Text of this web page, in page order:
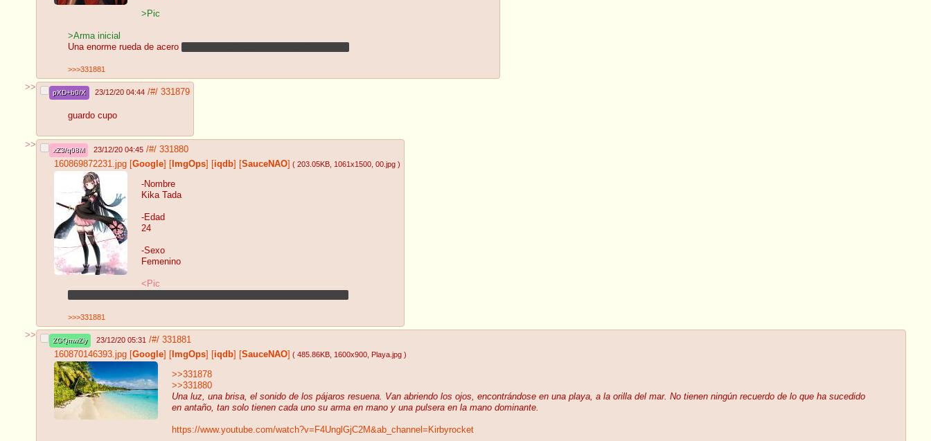
>Pic
>Arma inicial
Una enorme rueda de acero Como la rueda de Logarius en Bloodborne
>>>331881
>>
pXD+b0/X 23/12/20 04:44 /#/ 331879
guardo cupo
>>
xZ3/q08M 23/12/20 04:45 /#/ 331880
160869872231.jpg Google ImgOps iqdb SauceNAO ( 203.05KB , 1061x1500 , 00.jpg )
-Nombre
Kika Tada
-Edad
24
-Sexo
Femenino
<Pic
Supongo que podrás suponer que la espada/Katana es el arma inicial.
>>>331881
>>
ZGQmwZly 23/12/20 05:31 /#/ 331881
160870146393.jpg Google ImgOps iqdb SauceNAO ( 485.86KB , 1600x900 , Playa.jpg )
>>331878
>>331880
Una luz, una brisa, el sonido de los pájaros resuena. Van abriendo los ojos, encontrándose en una playa, a la orilla del mar. No tienen ningún recuerdo de lo que ha sucedido
en antaño, tan solo tienen cada uno su arma en mano y una pulsera en la mano dominante.
https://www.youtube.com/watch?v=F4UnglGjC2M&ab_channel=Kirbyrocket